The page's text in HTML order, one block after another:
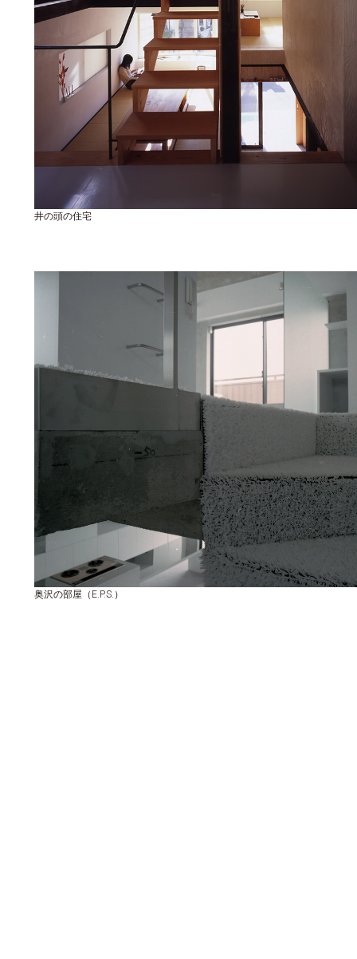
井の頭の住宅
奥沢の部屋（E.P.S.）